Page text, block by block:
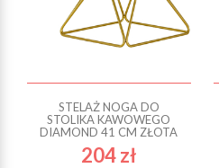
STELAŻ NOGA DO
STOLIKA KAWOWEGO
DIAMOND 41 CM ZŁOTA
204 zł